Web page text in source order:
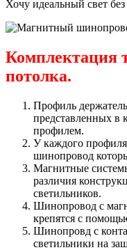
Хочу идеальный свет
Комплектация
потолка.
Профиль
представленных в
профилем.
У каждого профиля
шинопровод
Магнитные
различия
светильников.
Шинопровод с
крепятся с
Шинопровд с
светильники на